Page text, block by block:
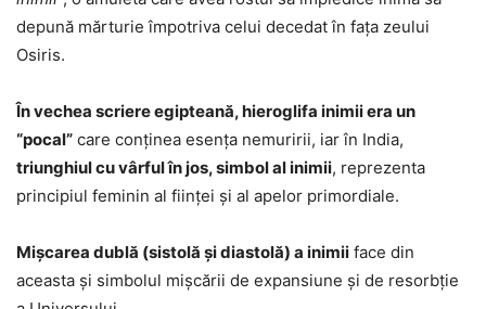
depună mărturie împotriva celui decedat în faţa zeului
Osiris.
În vechea scriere egipteană, hieroglifa inimii era un
“pocal” care conţinea esenţa nemuririi, iar în India,
triunghiul cu vârful în jos, simbol al inimii, reprezenta
principiul feminin al fiinţei şi al apelor primordiale.
Mişcarea dublă (sistolă şi diastolă) a inimii face din
aceasta şi simbolul mişcării de expansiune şi de resorbţie